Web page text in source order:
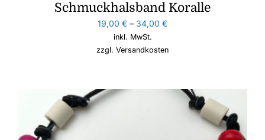
Schmuckhalsband Koralle
19,00 € – 34,00 €
inkl. MwSt.
zzgl. Versandkosten